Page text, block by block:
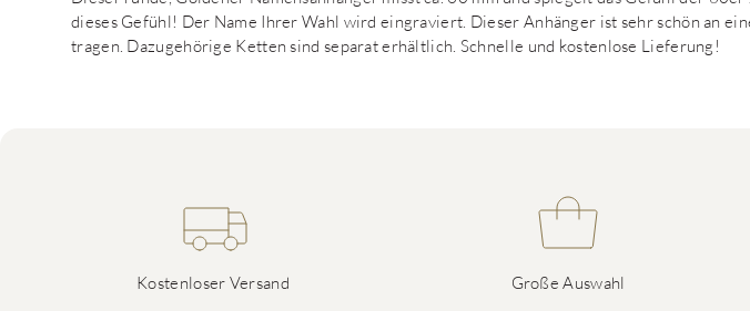
dieses Gefühl! Der Name Ihrer Wahl wird eingraviert. Dieser Anhänger ist sehr schön an
tragen. Dazugehörige Ketten sind separat erhältlich. Schnelle und kostenlose Lieferung!
Kostenloser Versand Große Auswahl